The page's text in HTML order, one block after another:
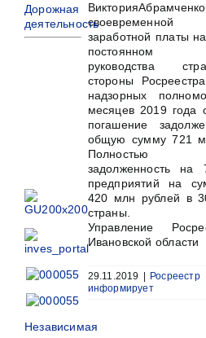
своевременной
заработной платы
постоянном
руководства
стороны
надзорных
месяцев 2019 года
погашение
общую сумму 721
Полностью
задолженность
предприятий на
420 млн рублей в
страны.
Управление
Ивановской области
29.11.2019
Росреестр
информирует
Дорожная
деятельность
Независимая